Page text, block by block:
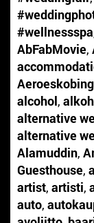
#wellnessspa
AbFabMovie,
Aeroeskobing
alcohol,
alternative
alternative
Alamuddin,
Guesthouse,
artist, artisti,
auto,